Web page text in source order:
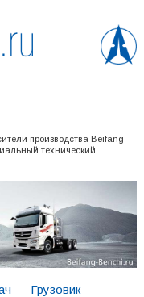
производства Beifang
технический
Грузовик